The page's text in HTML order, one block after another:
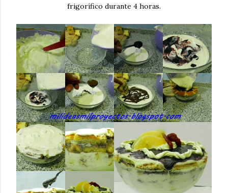
frigorífico durante 4 horas.